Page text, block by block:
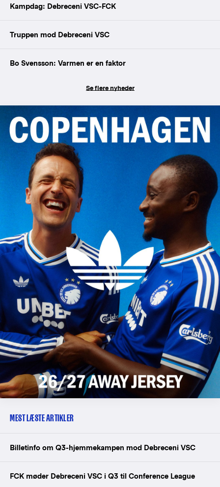
Kampdag: Debreceni VSC-FCK
Truppen mod Debreceni VSC
Bo Svensson: Varmen er en faktor
Se flere nyheder
MEST LÆSTE ARTIKLER
Billetinfo om Q3-hjemmekampen mod Debreceni VSC
FCK møder Debreceni VSC i Q3 til Conference League